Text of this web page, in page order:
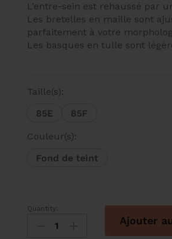
L’entre-sein est rehaussé par
Les bretelles en maille sont
parfaitement à votre
Les basques en tulle sont
Taille(s):
85E
85F
Couleur(s):
Fond de teint
Soutien-
Quantity:
Ajouter